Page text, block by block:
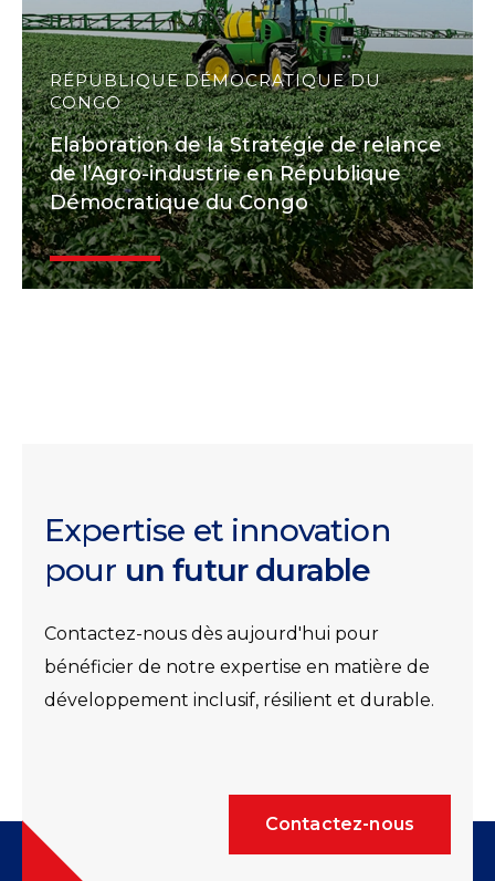
RÉPUBLIQUE DÉMOCRATIQUE DU
CONGO
Elaboration de la Stratégie de relance
de l’Agro-industrie en République
Démocratique du Congo
Expertise et innovation
pour un futur durable
Contactez-nous dès aujourd'hui pour
bénéficier de notre expertise en matière de
développement inclusif, résilient et durable.
Contactez-nous